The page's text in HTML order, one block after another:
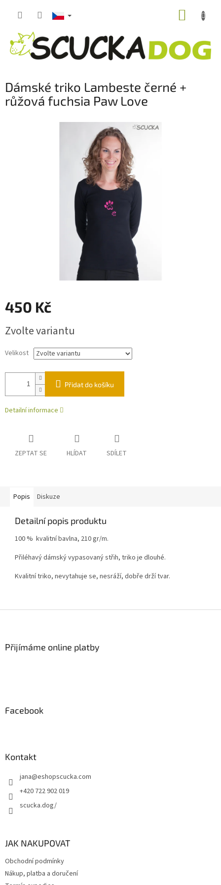
Dámské triko Lambeste černé +
růžová fuchsia Paw Love
450 Kč
cena:
Zvolte variantu
Velikost
Přidat do košíku
Detailní informace
ZEPTAT SE HLÍDAT SDÍLET
Popis Diskuze
Detailní popis produktu
100 % kvalitní bavlna, 210 gr/m.
Přiléhavý dámský vypasovaný střih, triko je dlouhé.
Kvalitní triko, nevytahuje se, nesráží, dobře drží tvar.
Přijímáme online platby
Facebook
Kontakt
jana@eshopscucka.com
+420 722 902 019
scucka.dog/
JAK NAKUPOVAT
Obchodní podmínky
Nákup, platba a doručení